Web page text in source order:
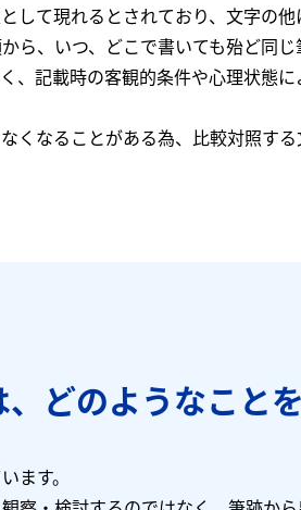
して現れるとされており、文字の
ら、いつ、どこで書いても殆ど同
、記載時の客観的条件や心理状態
くなることがある為、比較対照す
どのようなこと
ます。